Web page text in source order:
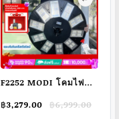
F2252 MODI โคมไฟ
500W (5000lm)ไฟส
฿6,999.00
Original
฿3,279.00
Current